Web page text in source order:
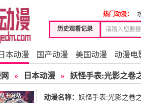
历史观看记录
热门动漫：
日本动漫 国产动漫 美国动漫 动漫电
» 日本动漫 » 妖怪手表:光影之卷
动漫名称： 妖怪手表:光影之卷